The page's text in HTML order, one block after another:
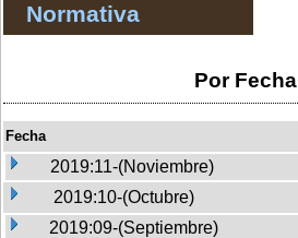
Normativa
Por Fecha
Fecha
2019:11-(Noviembre)
2019:10-(Octubre)
2019:09-(Septiembre)